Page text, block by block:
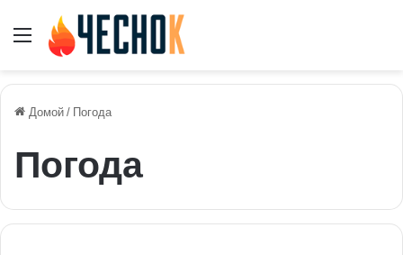
Меню
Домой / Погода
Погода